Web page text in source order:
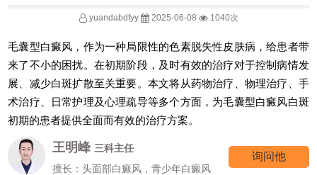
yuandabdfyy 2025-06-08 1040次
毛囊型白癜风，作为一种局限性的色素脱失性皮肤病，给患者带
来了不小的困扰。在初期阶段，及时有效的治疗对于控制病情发
展、减少白斑扩散至关重要。本文将从药物治疗、物理治疗、手
术治疗、日常护理及心理疏导等多个方面，为毛囊型白癜风白斑
初期的患者提供全面而有效的治疗方案。
王明峰 三科主任
擅长：头面部白癜风，青少年白癜风
询问他